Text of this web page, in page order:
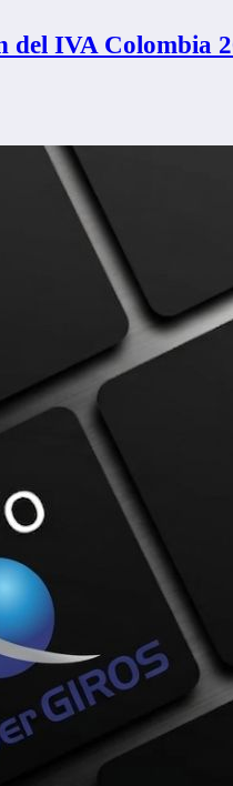
del IVA Colombia